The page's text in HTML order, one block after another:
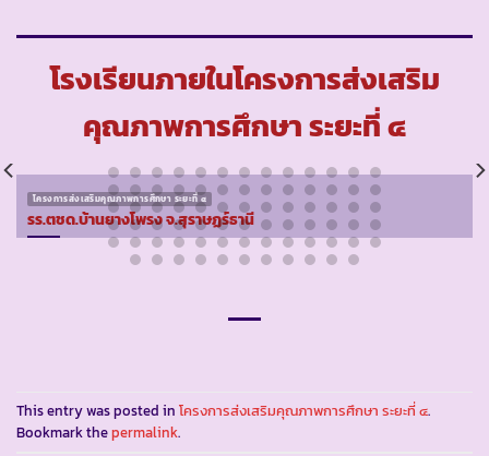
โรงเรียนภายในโครงการส่งเสริม
คุณภาพการศึกษา ระยะที่ ๔
โครงการส่งเสริมคุณภาพการศึกษา ระยะที่ ๔
รร.ตชด.บ้านยางโพรง จ.สุราษฏร์ธานี
This entry was posted in โครงการส่งเสริมคุณภาพการศึกษา ระยะที่ ๔.
Bookmark thepermalink.